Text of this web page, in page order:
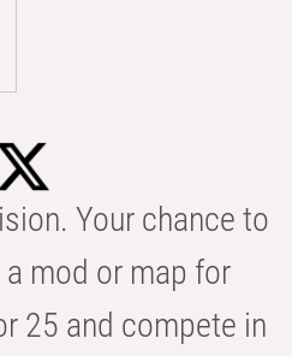
Your chance to
mod or map for
25 and compete in